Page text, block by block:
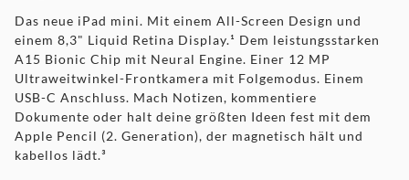
Das neue iPad mini. Mit einem All-Screen Design und
einem 8,3" Liquid Retina Display.¹ Dem leistungsstarken
A15 Bionic Chip mit Neural Engine. Einer 12 MP
Ultraweitwinkel-Frontkamera mit Folgemodus. Einem
USB-C Anschluss. Mach Notizen, kommentiere
Dokumente oder halt deine größten Ideen fest mit dem
Apple Pencil (2. Generation), der magnetisch hält und
kabellos lädt.³